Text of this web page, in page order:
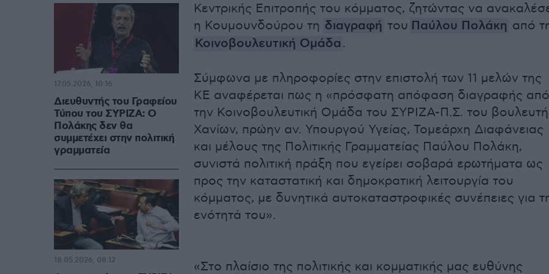
Κεντρικής Επιτροπής του κόμματος, ζητώντας να
η Κουμουνδούρου τη διαγραφή του Παύλου Πολάκη από
Κοινοβουλευτική Ομάδα .
Σύμφωνα με πληροφορίες στην επιστολή των 11 μελών της
ΚΕ αναφέρεται πως η «πρόσφατη απόφαση διαγραφής από
την Κοινοβουλευτική Ομάδα του ΣΥΡΙΖΑ-Π.Σ. του βουλευτή
Χανίων, πρώην αν. Υπουργού Υγείας, Τομεάρχη Διαφάνειας
και μέλους της Πολιτικής Γραμματείας Παύλου Πολάκη,
συνιστά πολιτική πράξη που εγείρει σοβαρά ερωτήματα ως
προς την καταστατική και δημοκρατική λειτουργία του
κόμματος, με δυνητικά αυτοκαταστροφικές συνέπειες για
ενότητά του».
«Στο πλαίσιο της πολιτικής και κομματικής μας ευθύνης
Διευθυντής του Γραφείου
Τύπου του ΣΥΡΙΖΑ: Ο
Πολάκης δεν θα
συμμετέχει στην πολιτική
γραμματεία
17.05.2026, 10:16
18.05.2026, 08:12